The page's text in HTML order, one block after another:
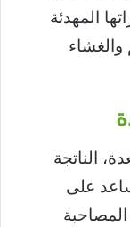
المهدئة
والغشاء
الناتجة
على